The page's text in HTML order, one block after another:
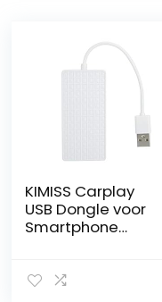
KIMISS Carplay
USB Dongle voor
Smartphone